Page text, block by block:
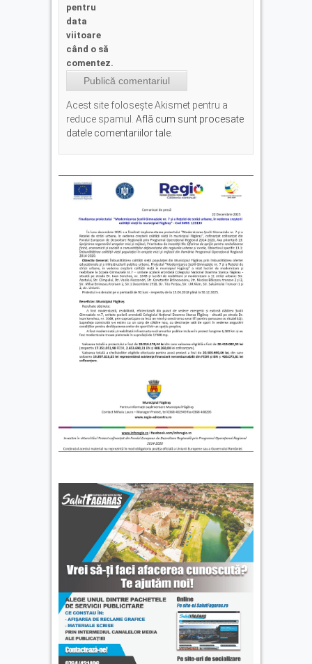
pentru
data
viitoare
când o să
comentez.
Acest site folosește Akismet pentru a
reduce spamul. Află cum sunt procesate
datele comentariilor tale